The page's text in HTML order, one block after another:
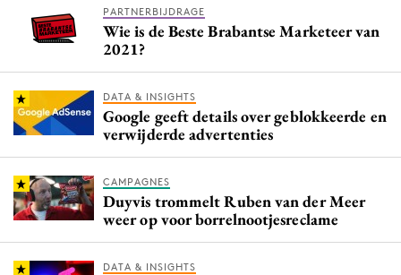
PARTNERBIJDRAGE
Wie is de Beste Brabantse Marketeer van
2021?
DATA & INSIGHTS
Google geeft details over geblokkeerde en
verwijderde advertenties
CAMPAGNES
Duyvis trommelt Ruben van der Meer
weer op voor borrelnootjesreclame
DATA & INSIGHTS